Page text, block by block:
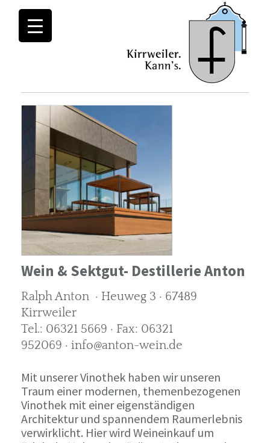
Wein & Sektgut- Destillerie Anton
Ralph Anton · Heuweg 3 · 67489
Kirrweiler
Tel.: 06321 5669 · Fax: 06321
952069 · info@anton-wein.de
Mit unserer Vinothek haben wir unseren
Traum einer modernen, themenbezogenen
Vinothek mit einer eigenständigen
Architektur und spannendem Raumerlebnis
verwirklicht. Hier wird Weineinkauf um